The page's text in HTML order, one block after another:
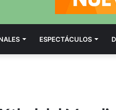
ESPECTÁCULOS